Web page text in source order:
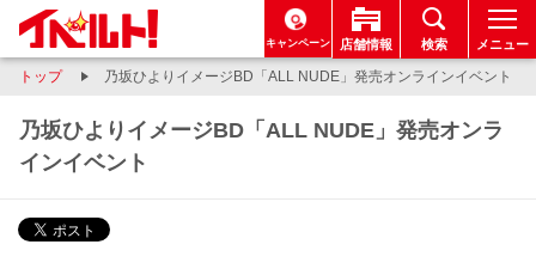
キャンペーン 店舗情報 検索 メニュー
トップ 乃坂ひよりイメージBD「ALL NUDE」発売オンラインイベント
乃坂ひよりイメージBD「ALL NUDE」発売オンラ
インイベント